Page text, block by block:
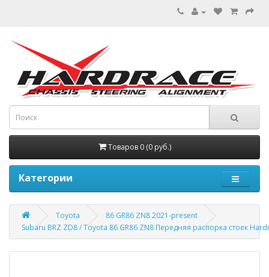
Товаров 0 (0 руб.)
Категории
Toyota
86 GR86 ZN8 2021-present
Subaru BRZ ZD8 / Toyota 86 GR86 ZN8 Передняя распорка стоек